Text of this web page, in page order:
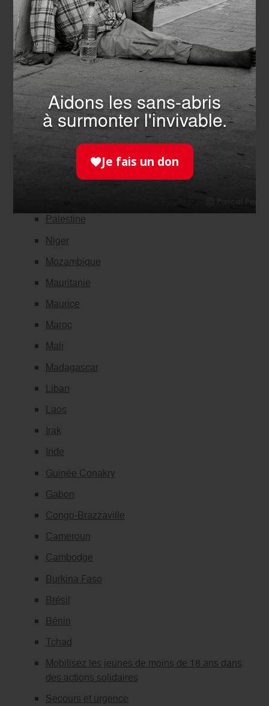
ans atteinte de la lèpre
Comment se transmet le coronavirus ?
Vietnam
Union des Comores
Togo
Syrie
République centrafricaine
Congo Brazzaville
Palestine
Niger
Mozambique
Mauritanie
Maurice
Maroc
Mali
Madagascar
Liban
Laos
Irak
Inde
Guinée Conakry
Gabon
Congo-Brazzaville
Cameroun
Cambodge
Burkina Faso
Brésil
Bénin
Tchad
Mobilisez les jeunes de moins de 18 ans dans
des actions solidaires
Secours et urgence
Aidons les sans-abris
à surmonter l'invivable.
Je fais un don